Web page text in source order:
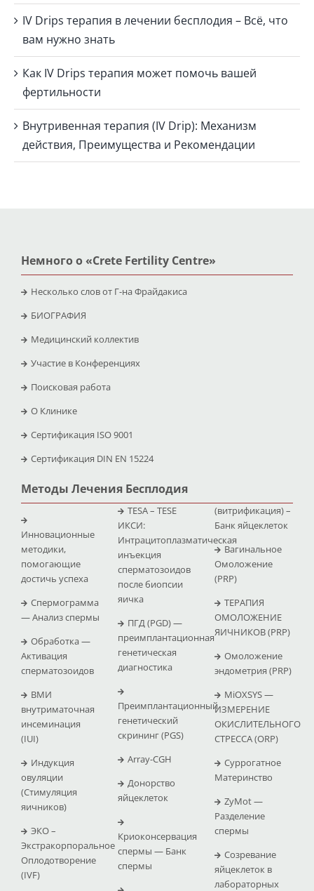
IV Drips терапия в лечении бесплодия – Всё, что
вам нужно знать
Как IV Drips терапия может помочь вашей
фертильности
Внутривенная терапия (IV Drip): Механизм
действия, Преимущества и Рекомендации
Немного о «Crete Fertility Centre»
Несколько слов от Г-на Фрайдакиса
БИОГРАФИЯ
Медицинский коллектив
Участие в Конференциях
Поисковая работа
O Клинике
Сертификация ISO 9001
Сертификация DIN EN 15224
Методы Лечения Бесплодия
Инновационные
методики,
помогающие
достичь успеха
Спермограмма
— Анализ спермы
Обработка —
Активация
сперматозоидов
ВМИ
внутриматочная
инсеминация
(IUI)
Индукция
овуляции
(Стимуляция
яичников)
ЭКО –
Экстракорпоральное
Оплодотворение
(IVF)
TESA – TESE
ИКСИ:
Интрацитоплазматическая
инъекция
сперматозоидов
после биопсии
яичка
ПГД (PGD) —
преимплантационная
генетическая
диагностика
Преимплантационный
генетический
скрининг (PGS)
Array-CGH
Донорство
яйцеклеток
Криоконсервация
спермы — Банк
спермы
(витрификация) –
Банк яйцеклеток
Вагинальное
Омоложение
(PRP)
ТЕРАПИЯ
ОМОЛОЖЕНИЕ
ЯИЧНИКОВ (PRP)
Омоложение
эндометрия (PRP)
MiOXSYS —
ИЗМЕРЕНИЕ
ОКИСЛИТЕЛЬНОГО
СТРЕССА (ΟRP)
Суррогатное
Материнство
ZyMot —
Pазделение
спермы
Созревание
яйцеклеток в
лабораторных